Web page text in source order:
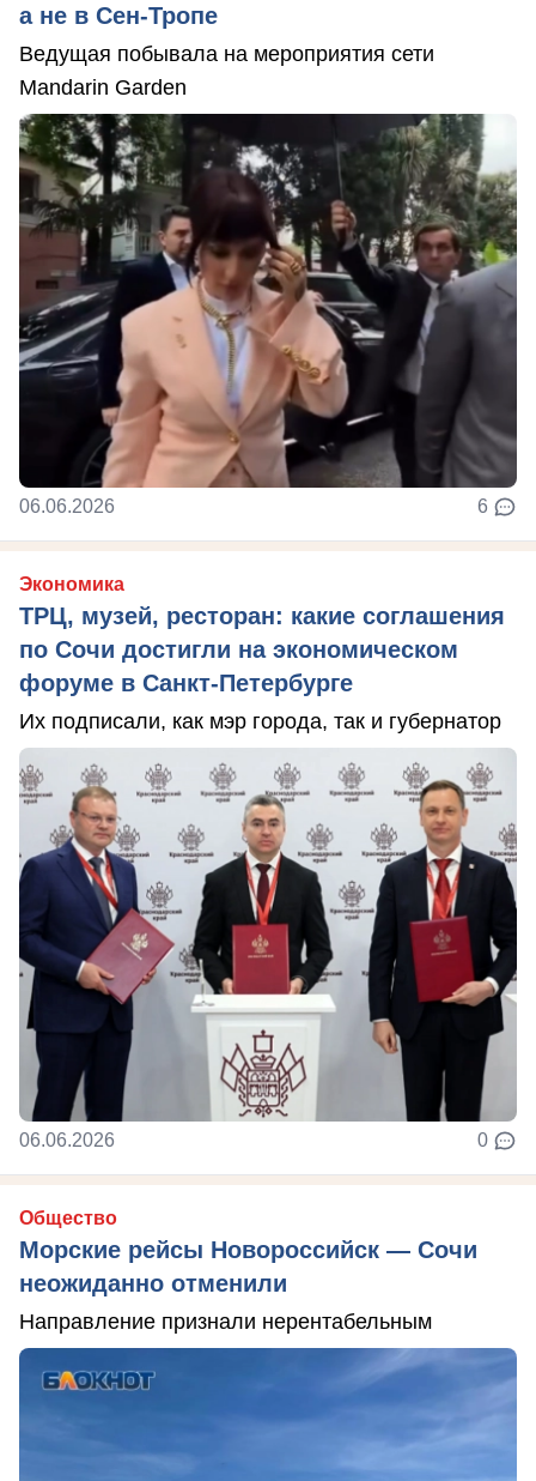
а не в Сен-Тропе
Ведущая побывала на мероприятия сети
Mandarin Garden
06.06.2026 6
Экономика
ТРЦ, музей, ресторан: какие соглашения
по Сочи достигли на экономическом
форуме в Санкт-Петербурге
Их подписали, как мэр города, так и губернатор
06.06.2026 0
Общество
Морские рейсы Новороссийск — Сочи
неожиданно отменили
Направление признали нерентабельным